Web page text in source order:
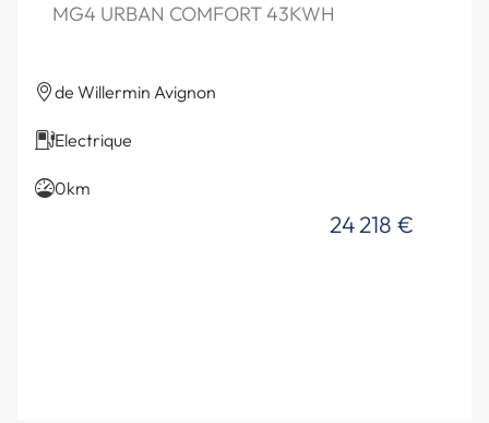
MG4 URBAN COMFORT 43KWH
de Willermin Avignon
Electrique
0km
24 218 €